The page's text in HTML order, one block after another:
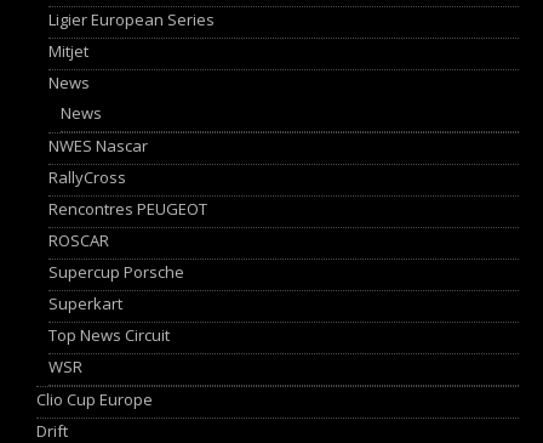
Ligier European Series
Mitjet
News
News
NWES Nascar
RallyCross
Rencontres PEUGEOT
ROSCAR
Supercup Porsche
Superkart
Top News Circuit
WSR
Clio Cup Europe
Drift